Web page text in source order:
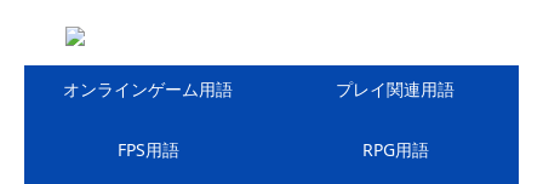
オンラインゲーム用語 プレイ関連用語
FPS用語 RPG用語